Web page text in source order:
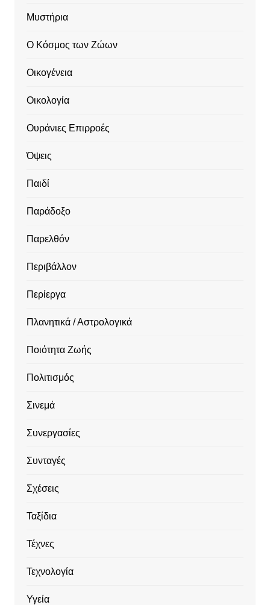
Μυστήρια
Ο Κόσμος των Ζώων
Οικογένεια
Οικολογία
Ουράνιες Επιρροές
Όψεις
Παιδί
Παράδοξο
Παρελθόν
Περιβάλλον
Περίεργα
Πλανητικά / Αστρολογικά
Ποιότητα Ζωής
Πολιτισμός
Σινεμά
Συνεργασίες
Συνταγές
Σχέσεις
Ταξίδια
Τέχνες
Τεχνολογία
Υγεία